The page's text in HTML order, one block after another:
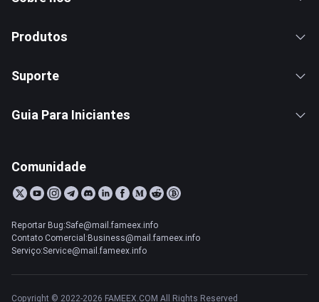
Produtos
Suporte
Guia Para Iniciantes
Comunidade
Reportar Bug:Safe@mail.fameex.info
Contato Comercial:Business@mail.fameex.info
Serviço:Service@mail.fameex.info
Copyright © 2022-2026 FAMEEX.COM All Rights Reserved